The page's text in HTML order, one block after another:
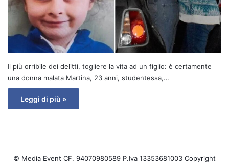
Il più orribile dei delitti, togliere la vita ad un figlio: è certamente
una donna malata Martina, 23 anni, studentessa,…
Leggi di più »
© Media Event CF. 94070980589 P.Iva 13353681003 Copyright